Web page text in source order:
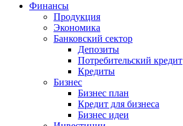
Финансы
Продукция
Экономика
Банковский сектор
Депозиты
Потребительский кредит
Кредиты
Бизнес
Бизнес план
Кредит для бизнеса
Бизнес идеи